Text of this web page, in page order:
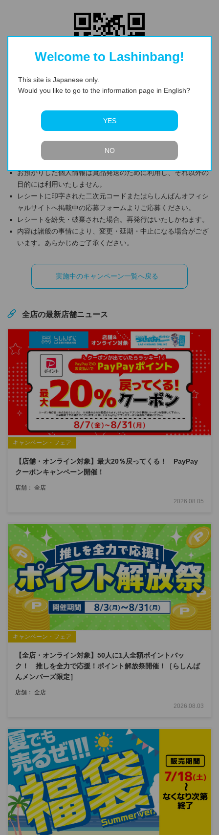
い。
お1人様何口でもご応募いただけます。
お会計の分割・合算・並び直してのご利用はご遠慮ください。
お預かりした個人情報は賞品発送のために利用し、それ以外の
目的には利用いたしません。
レシートに印字された二次元コードまたはらしんばんオフィシ
ャルサイトへ掲載中の応募フォームよりご応募ください。
レシートを紛失・破棄された場合。再発行はいたしかねます。
内容は諸般の事情により、変更・延期・中止になる場合がござ
います。あらかじめご了承ください。
実施中のキャンペーン一覧へ戻る
全店の最新店舗ニュース
キャンペーン・フェア
【店舗・オンライン対象】最大20％戻ってくる！ PayPay
クーポンキャンペーン開催！
店舗： 全店
2026.08.05
キャンペーン・フェア
【全店・オンライン対象】50人に1人全額ポイントバッ
ク！ 推しを全力で応援！ポイント解放祭開催！［らしんば
んメンバーズ限定］
店舗： 全店
2026.08.03
Welcome to Lashinbang!
This site is Japanese only.
Would you like to go to the information page in English?
YES
NO